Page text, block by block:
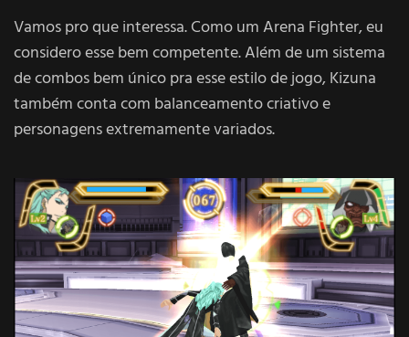
Vamos pro que interessa. Como um Arena Fighter, eu
considero esse bem competente. Além de um sistema
de combos bem único pra esse estilo de jogo, Kizuna
também conta com balanceamento criativo e
personagens extremamente variados.